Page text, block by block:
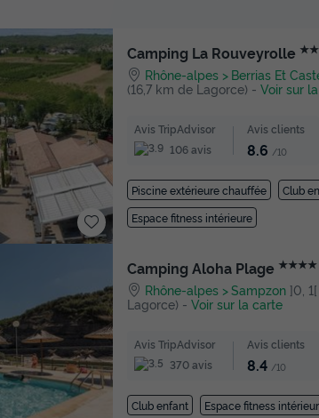
Camping La Rouveyrolle
Rhône-alpes Berrias Et
(16,7 km de Lagorce) - Voir sur
Avis TripAdvisor
106 avis
Avis clients
8.6 /10
Piscine extérieure chauffée Club
Espace fitness intérieure
Camping Aloha Plage ★★★★
Rhône-alpes Sampzon ]0,
Lagorce) - Voir sur la carte
Avis TripAdvisor
370 avis
Avis clients
8.4 /10
Club enfant Espace fitness